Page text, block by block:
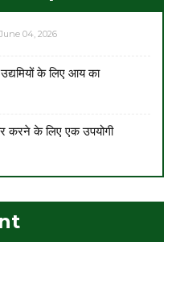
June 04, 2026
के लिए आय का
करने के लिए एक उपयोगी